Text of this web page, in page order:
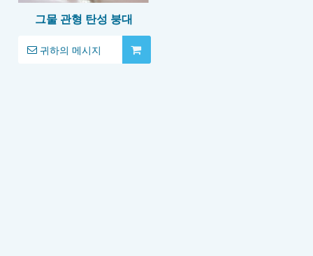
그물 관형 탄성 붕대
귀하의 메시지